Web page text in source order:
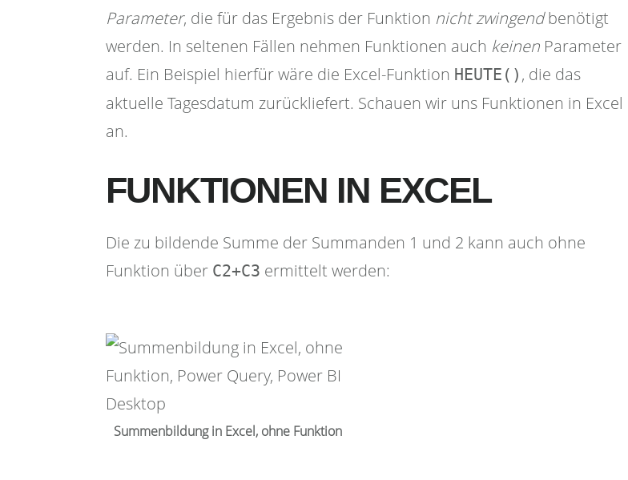
Parameter, die für das Ergebnis der Funktion nicht zwingendbenötigt
werden. In seltenen Fällen nehmen Funktionen auch keinen Parameter
auf. Ein Beispiel hierfür wäre die Excel-Funktion HEUTE() , die das
aktuelle Tagesdatum zurückliefert. Schauen wir uns Funktionen in Excel
an.
FUNKTIONEN IN EXCEL
Die zu bildende Summe der Summanden 1 und 2 kann auch ohne
Funktion über C2+C3 ermittelt werden:
Summenbildung in Excel, ohne Funktion